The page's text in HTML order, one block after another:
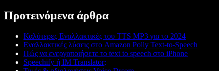
Προτεινόμενα άρθρα
Καλύτερες Εναλλακτικές του TTS MP3 για το 2024
Εναλλακτικές λύσεις στο Amazon Polly Text-to-Speech
Πώς να ενεργοποιήσετε το text to speech στο iPhone
Speechify ή IM Translator;